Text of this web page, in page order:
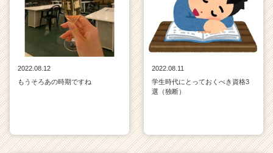
2022.08.12
もうそろあの時期ですね
2022.08.11
学生時代にとっておくべき資格3
選（独断）